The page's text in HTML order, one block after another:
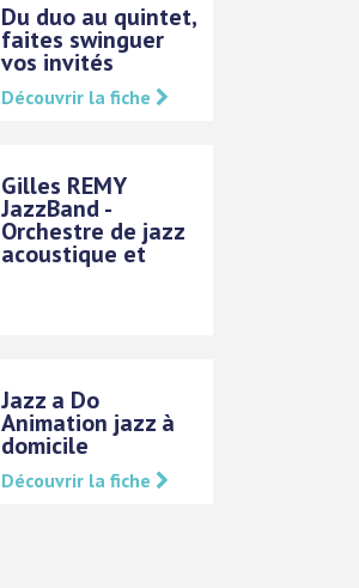
Du duo au quintet,
faites swinguer
vos invités
Découvrir la fiche
Gilles REMY
JazzBand -
Orchestre de jazz
acoustique et
Jazz a Do
Animation jazz à
domicile
Découvrir la fiche